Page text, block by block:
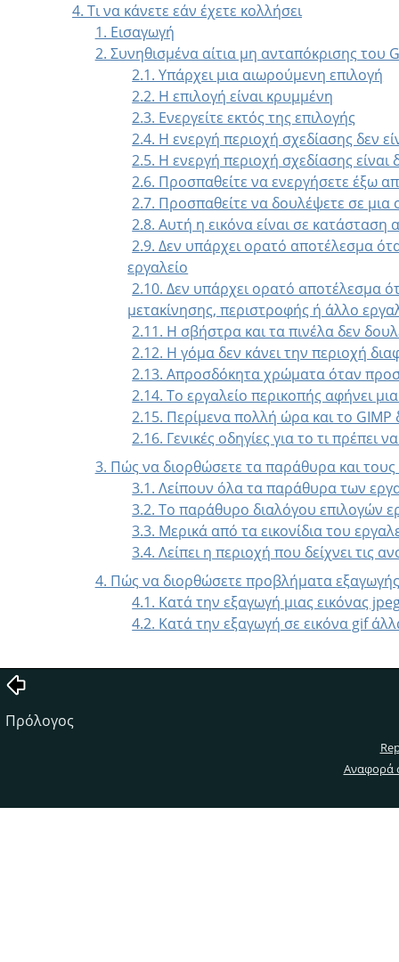
4. Τι να κάνετε εάν έχετε κολλήσει
1. Εισαγωγή
2. Συνηθισμένα αίτια μη ανταπόκρισης του
2.1. Υπάρχει μια αιωρούμενη επιλογή
2.2. Η επιλογή είναι κρυμμένη
2.3. Ενεργείτε εκτός της επιλογής
2.4. Η ενεργή περιοχή σχεδίασης δεν
2.5. Η ενεργή περιοχή σχεδίασης είναι
2.6. Προσπαθείτε να ενεργήσετε έξω
2.7. Προσπαθείτε να δουλέψετε σε
2.8. Αυτή η εικόνα είναι σε κατάσταση
2.9. Δεν υπάρχει ορατό αποτέλεσμα
εργαλείο
2.10. Δεν υπάρχει ορατό αποτέλεσμα
μετακίνησης, περιστροφής ή άλλο
2.11. Η σβήστρα και τα πινέλα δεν
2.12. Η γόμα δεν κάνει την περιοχή
2.13. Απροσδόκητα χρώματα όταν
2.14. Το εργαλείο περικοπής αφήνει
2.15. Περίμενα πολλή ώρα και το GIMP
2.16. Γενικές οδηγίες για το τι πρέπει
3. Πώς να διορθώσετε τα παράθυρα και
3.1. Λείπουν όλα τα παράθυρα των
3.2. Το παράθυρο διαλόγου επιλογών
3.3. Μερικά από τα εικονίδια του
3.4. Λείπει η περιοχή που δείχνει τις
4. Πώς να διορθώσετε προβλήματα
4.1. Κατά την εξαγωγή μιας εικόνας
4.2. Κατά την εξαγωγή σε εικόνα gif
Πρόλογος
Αναφορά